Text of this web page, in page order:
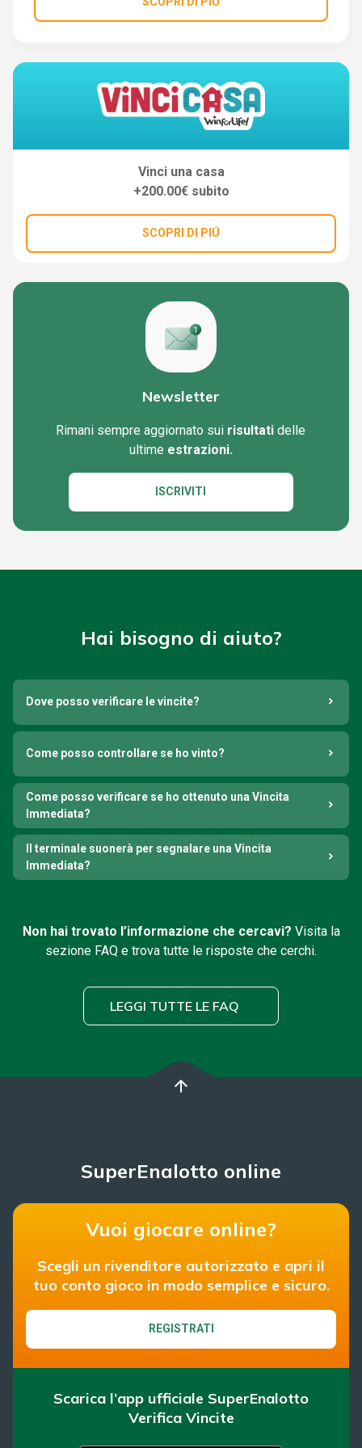
Vinci una casa
+200.00€ subito
SCOPRI DI PIÚ
Newsletter
Rimani sempre aggiornato sui risultati delle
ultime estrazioni.
ISCRIVITI
Hai bisogno di aiuto?
Dove posso verificare le vincite?
Come posso controllare se ho vinto?
Come posso verificare se ho ottenuto una Vincita
Immediata?
Il terminale suonerà per segnalare una Vincita
Immediata?
Non hai trovato l’informazione che cercavi? Visita la
sezione FAQ e trova tutte le risposte che cerchi.
LEGGI TUTTE LE FAQ
arrow_upward
SuperEnalotto online
Vuoi giocare online?
Scegli un rivenditore autorizzato e apri il
tuo conto gioco in modo semplice e sicuro.
REGISTRATI
Scarica l’app ufficiale SuperEnalotto
Verifica Vincite